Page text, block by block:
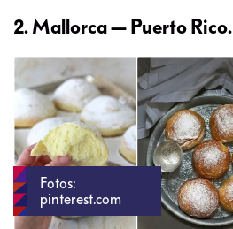
2. Mallorca — Puerto Rico.
Fotos:
pinterest.com